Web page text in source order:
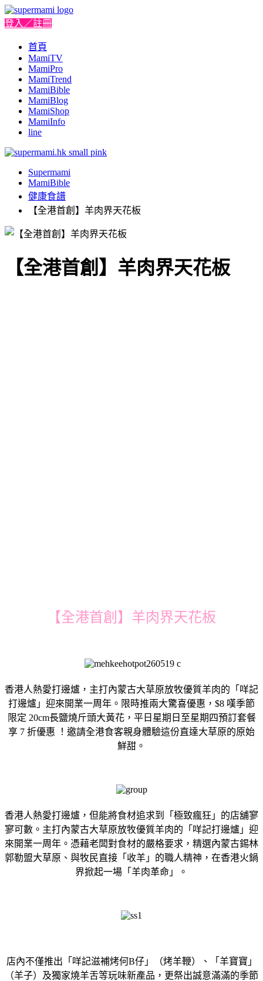
登入／註冊
首頁
MamiTV
MamiPro
MamiTrend
MamiBible
MamiBlog
MamiShop
MamiInfo
line
Supermami
MamiBible
健康食譜
【全港首創】羊肉界天花板
【全港首創】羊肉界天花板
【全港首創】羊肉界天花板
香港人熱愛打邊爐，主打內蒙古大草原放牧優質羊肉的「咩記
打邊爐」迎來開業一周年。限時推兩大驚喜優惠，$8 嘆季節
限定 20cm長鹽燒斤頭大黃花，平日星期日至星期四預訂套餐
享 7 折優惠 ！邀請全港食客親身體驗這份直達大草原的原始
鮮甜。
香港人熱愛打邊爐，但能將食材追求到「極致瘋狂」的店舖寥
寥可數。主打內蒙古大草原放牧優質羊肉的「咩記打邊爐」迎
來開業一周年。憑藉老闆對食材的嚴格要求，精選內蒙古錫林
郭勒盟大草原、與牧民直接「收羊」的職人精神，在香港火鍋
界掀起一場「羊肉革命」。
店內不僅推出「咩記滋補烤何B仔」（烤羊鞭）、「羊寶寶」
（羊子）及獨家燒羊舌等玩味新產品，更祭出誠意滿滿的季節